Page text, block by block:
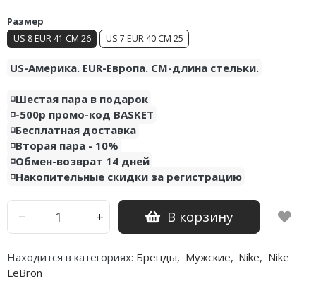
Размер
US 8 EUR 41 CM 26 US 7 EUR 40 CM 25
US-Америка. EUR-Европа. CM-длина стельки.
◽️Шестая пара в подарок
◽️-500р промо-код BASKET
◽️Бесплатная доставка
◽️Вторая пара - 10%
◽️Обмен-возврат 14 дней
◽️Накопительные скидки за регистрацию
− + В корзину
Находится в категориях: Бренды, Мужские, Nike, Nike
LeBron
Air Jordan 23